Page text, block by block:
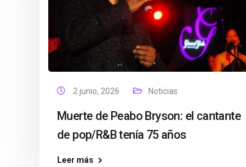
2 junio, 2026 Noticias
Muerte de Peabo Bryson: el cantante
de pop/R&B tenía 75 años
Leer más